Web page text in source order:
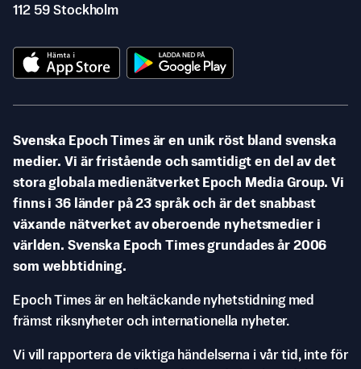
112 59 Stockholm
Svenska Epoch Times är en unik röst bland svenska
medier. Vi är fristående och samtidigt en del av det
stora globala medienätverket Epoch Media Group. Vi
finns i 36 länder på 23 språk och är det snabbast
växande nätverket av oberoende nyhetsmedier i
världen. Svenska Epoch Times grundades år 2006
som webbtidning.
Epoch Times är en heltäckande nyhetstidning med
främst riksnyheter och internationella nyheter.
Vi vill rapportera de viktiga händelserna i vår tid, inte för